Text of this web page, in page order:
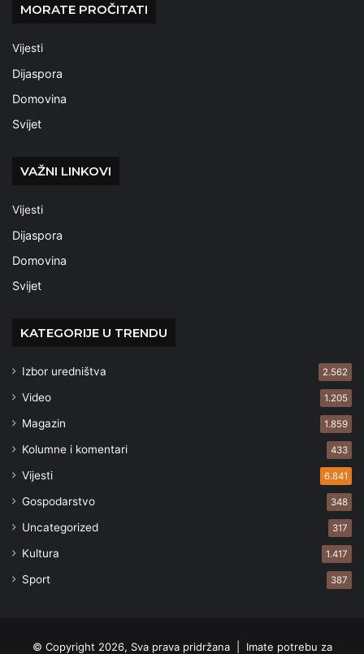
MORATE PROČITATI
Vijesti
Dijaspora
Domovina
Svijet
VAŽNI LINKOVI
Vijesti
Dijaspora
Domovina
Svijet
KATEGORIJE U TRENDU
Izbor uredništva 2.562
Video 1.205
Magazin 1.859
Kolumne i komentari 433
Vijesti 6.841
Gospodarstvo 348
Uncategorized 317
Kultura 1.417
Sport 387
© Copyright 2026, Sva prava pridržana | Imate potrebu za